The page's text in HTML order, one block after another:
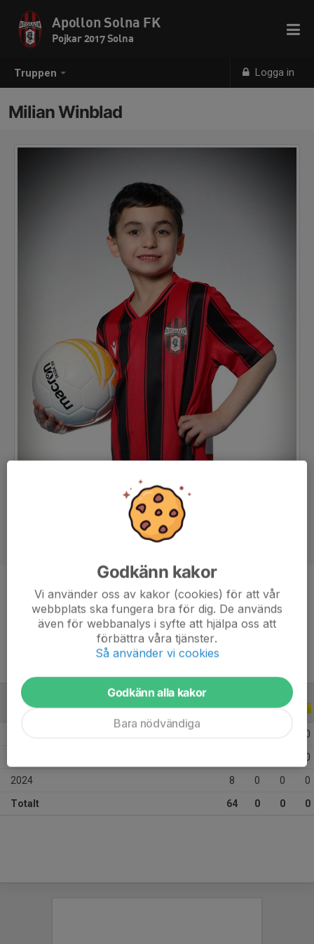
Truppen Logga in
Apollon Solna FK
Pojkar 2017 Solna
Milian Winblad
Position
-
Ålder
8 år
ALLA SERIER ALLA ÅR
0
0
2024 8 0 0 0
Totalt 64 0 0 0
Godkänn kakor
Vi använder oss av kakor (cookies) för att vår
webbplats ska fungera bra för dig. De används
även för webbanalys i syfte att hjälpa oss att
förbättra våra tjänster.
Så använder vi cookies
Godkänn alla kakor
Bara nödvändiga